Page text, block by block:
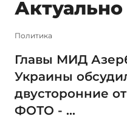
Актуально
Политика
Главы МИД
Украины
двусторонние
ФОТО - ...